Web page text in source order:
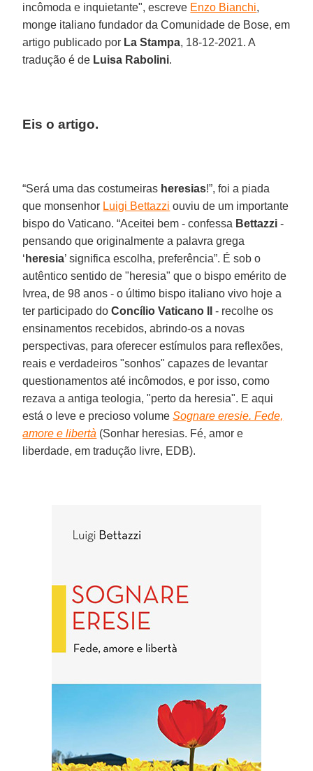
incômoda e inquietante", escreve Enzo Bianchi,
monge italiano fundador da Comunidade de Bose, em
artigo publicado por La Stampa, 18-12-2021. A
tradução é de Luisa Rabolini.
Eis o artigo.
“Será uma das costumeiras heresias!”, foi a piada
que monsenhor Luigi Bettazzi ouviu de um importante
bispo do Vaticano. “Aceitei bem - confessa Bettazzi -
pensando que originalmente a palavra grega
‘ heresia’ significa escolha, preferência”. É sob o
autêntico sentido de "heresia" que o bispo emérito de
Ivrea, de 98 anos - o último bispo italiano vivo hoje a
ter participado doConcílio Vaticano II
- recolhe os
ensinamentos recebidos, abrindo-os a novas
perspectivas, para oferecer estímulos para reflexões,
reais e verdadeiros "sonhos" capazes de levantar
questionamentos até incômodos, e por isso, como
rezava a antiga teologia, "perto da heresia". E aqui
está o leve e precioso volumeSognare eresie. Fede,
amore e libertà (Sonhar heresias. Fé, amor e
liberdade, em tradução livre, EDB).